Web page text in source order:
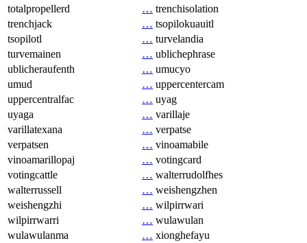
totalpropellerd
… trenchisolation
trenchjack
… tsopilokuauitl
tsopilotl
… turvelandia
turvemainen
… ublichephrase
ublicheraufenth
… umucyo
umud
… uppercentercam
uppercentralfac
… uyag
uyaga
… varillaje
varillatexana
… verpatse
verpatsen
… vinoamabile
vinoamarillopaj
… votingcard
votingcattle
… walterrudolfhes
walterrussell
… weishengzhen
weishengzhi
… wilpirrwari
wilpirrwarri
… wulawulan
wulawulanma
… xionghefayu